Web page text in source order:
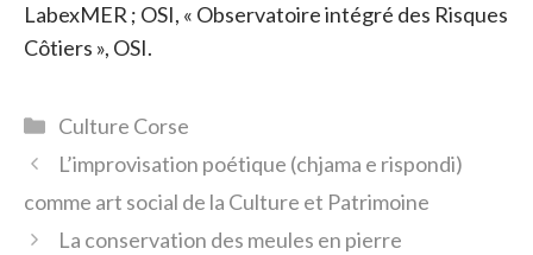
LabexMER ; OSI, « Observatoire intégré des Risques
Côtiers », OSI.
Catégories
Culture Corse
L’improvisation poétique (chjama e rispondi)
comme art social de la Culture et Patrimoine
La conservation des meules en pierre